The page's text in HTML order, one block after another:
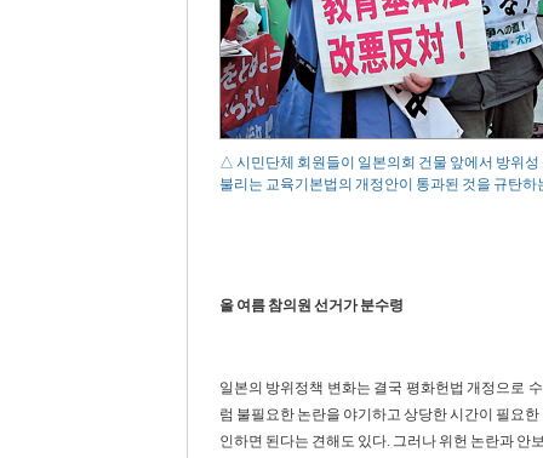
△ 시민단체 회원들이 일본의회 건물 앞에서 방위성
불리는 교육기본법의 개정안이 통과된 것을 규탄
올 여름 참의원 선거가 분수령
일본의 방위정책 변화는 결국 평화헌법 개정으로
럼 불필요한 논란을 야기하고 상당한 시간이 필요
인하면 된다는 견해도 있다. 그러나 위헌 논란과 안